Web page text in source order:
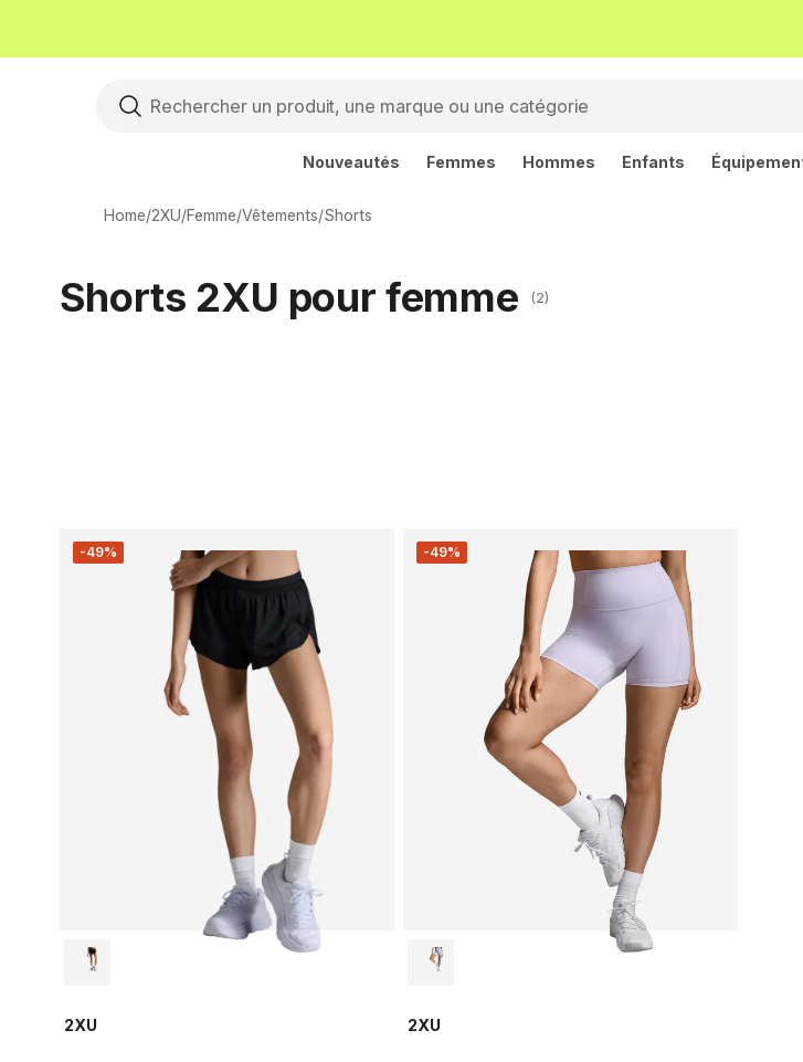
Nouveautés Femmes Hommes Enfants
Home/2XU/Femme/Vêtements/Shorts
Shorts 2XU pour femme (2)
-49%
2XU
-49%
2XU